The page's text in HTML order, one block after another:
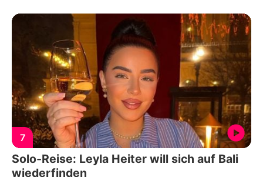
7
Solo-Reise: Leyla Heiter will sich auf Bali
wiederfinden